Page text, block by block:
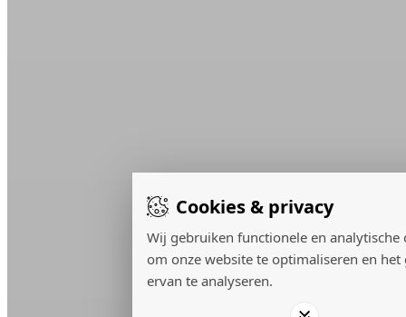
Cookies & privacy
Wij gebruiken functionele en analytische
om onze website te optimaliseren en het
ervan te analyseren.